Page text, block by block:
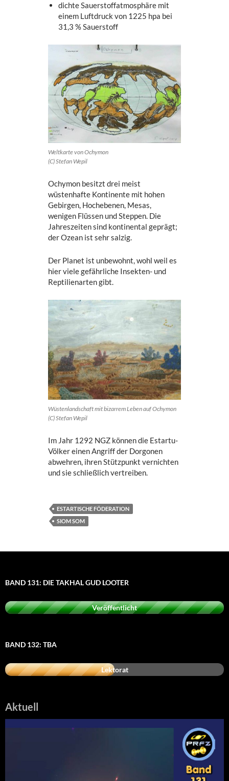
dichte Sauerstoffatmosphäre mit
einem Luftdruck von 1225 hpa bei
31,3 % Sauerstoff
Weltkarte von Ochymon
(C) Stefan Wepil
Ochymon besitzt drei meist
wüstenhafte Kontinente mit hohen
Gebirgen, Hochebenen, Mesas,
wenigen Flüssen und Steppen. Die
Jahreszeiten sind kontinental geprägt;
der Ozean ist sehr salzig.
Der Planet ist unbewohnt, wohl weil es
hier viele gefährliche Insekten- und
Reptilienarten gibt.
Wüstenlandschaft mit bizarrem Leben auf Ochymon
(C) Stefan Wepil
Im Jahr 1292 NGZ können die Estartu-
Völker einen Angriff der Dorgonen
abwehren, ihren Stützpunkt vernichten
und sie schließlich vertreiben.
ESTARTISCHE FÖDERATION
SIOM SOM
BAND 131: DIE TAKHAL GUD LOOTER
Veröffentlicht
BAND 132: TBA
Lektorat
Aktuell